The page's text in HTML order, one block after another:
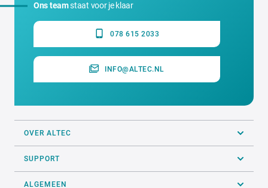
Ons teamstaat voor je klaar
078 615 2033
INFO@ALTEC.NL
OVER ALTEC
SUPPORT
ALGEMEEN